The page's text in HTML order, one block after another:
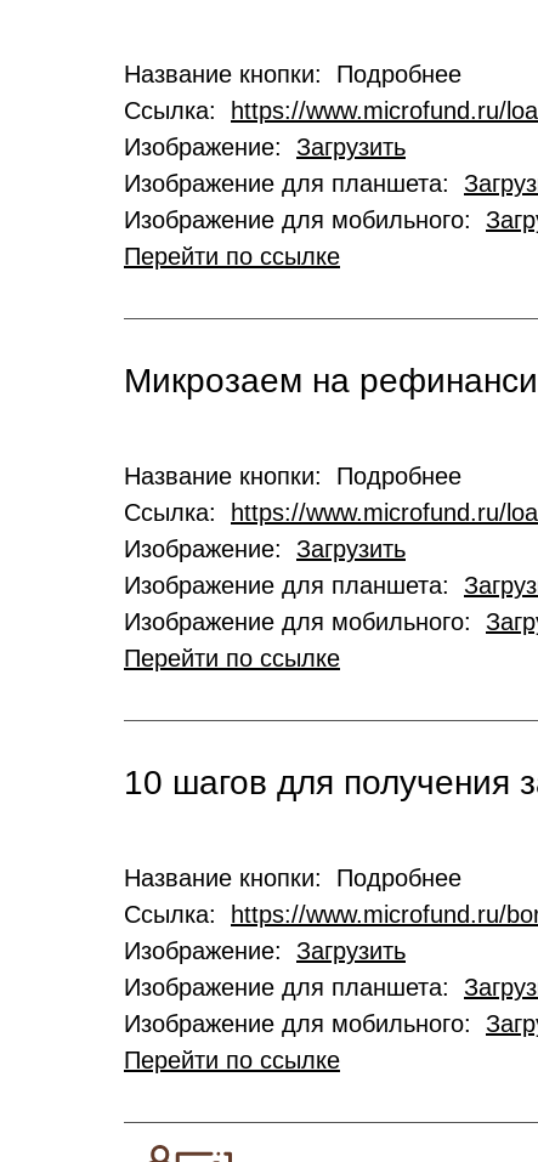
Название кнопки: Подробнее
Ссылка:
https://www.microfund.ru/
Изображение: Загрузить
Изображение для планшета:
Изображение для мобильного:
Перейти по ссылке
Микрозаем на
Название кнопки: Подробнее
Ссылка:
https://www.microfund.ru/
Изображение: Загрузить
Изображение для планшета:
Изображение для мобильного:
Перейти по ссылке
10 шагов для получения
Название кнопки: Подробнее
Ссылка:
https://www.microfund.ru/
Изображение: Загрузить
Изображение для планшета:
Изображение для мобильного:
Перейти по ссылке